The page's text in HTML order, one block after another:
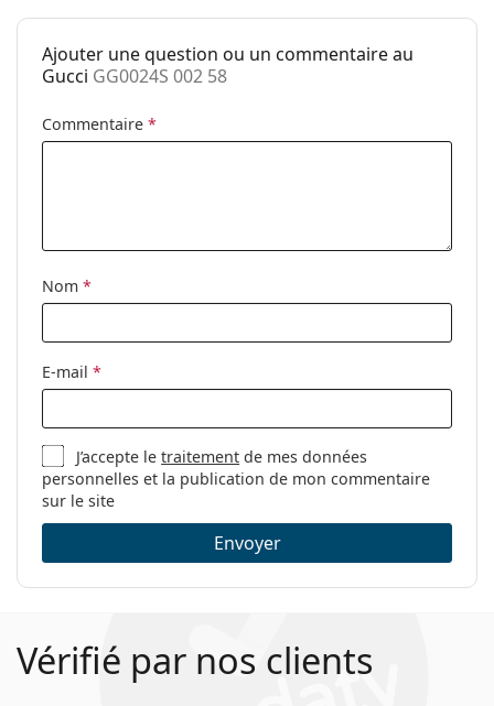
Ajouter une question ou un commentaire au
Gucci GG0024S 002 58
Commentaire *
Nom *
E-mail *
J’accepte letraitement de mes données
personnelles et la publication de mon commentaire
sur le site
Envoyer
Vérifié par nos clients